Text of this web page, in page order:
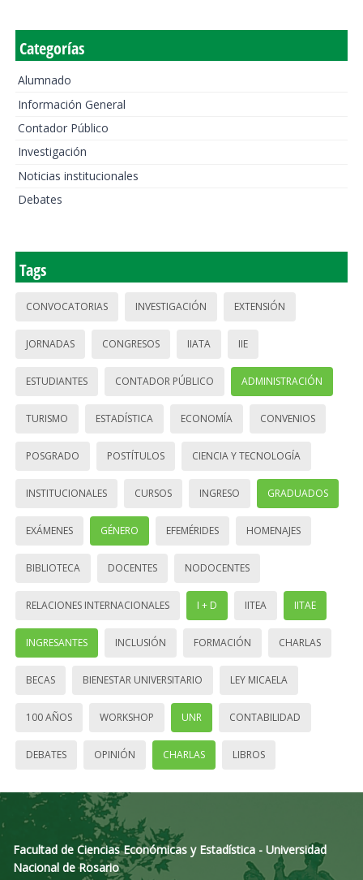
Categorías
Alumnado
Información General
Contador Público
Investigación
Noticias institucionales
Debates
Tags
CONVOCATORIAS INVESTIGACIÓN EXTENSIÓN
JORNADAS CONGRESOS IIATA IIE
ESTUDIANTES CONTADOR PÚBLICO ADMINISTRACIÓN
TURISMO ESTADÍSTICA ECONOMÍA CONVENIOS
POSGRADO POSTÍTULOS CIENCIA Y TECNOLOGÍA
INSTITUCIONALES CURSOS INGRESO GRADUADOS
EXÁMENES GÉNERO EFEMÉRIDES HOMENAJES
BIBLIOTECA DOCENTES NODOCENTES
RELACIONES INTERNACIONALES I + D IITEA IITAE
INGRESANTES INCLUSIÓN FORMACIÓN CHARLAS
BECAS BIENESTAR UNIVERSITARIO LEY MICAELA
100 AÑOS WORKSHOP UNR CONTABILIDAD
DEBATES OPINIÓN CHARLAS LIBROS
Facultad de Ciencias Económicas y Estadística - Universidad
Nacional de Rosario